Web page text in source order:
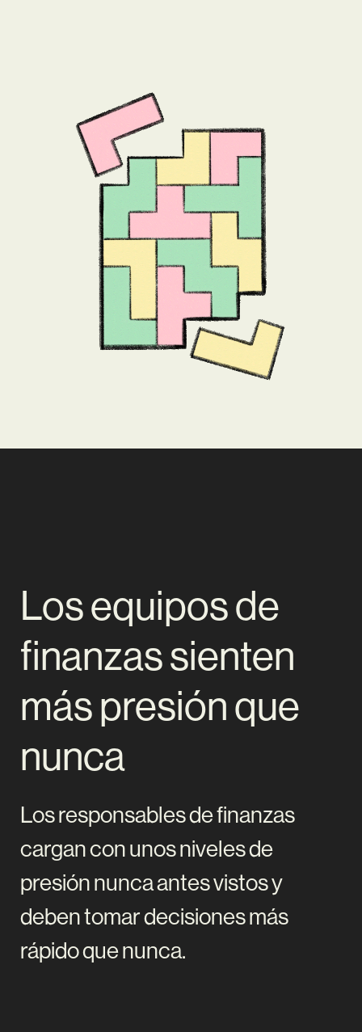
Los equipos de
finanzas sienten
más presión que
nunca
Los responsables de finanzas
cargan con unos niveles de
presión nunca antes vistos y
deben tomar decisiones más
rápido que nunca.